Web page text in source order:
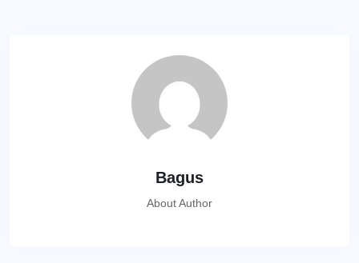
Bagus
About Author